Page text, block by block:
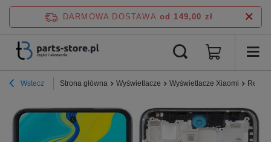
DARMOWA DOSTAWA od 149,00 zł
Wstecz Strona główna Wyświetlacze Wyświetlacze Xiaomi Redmi